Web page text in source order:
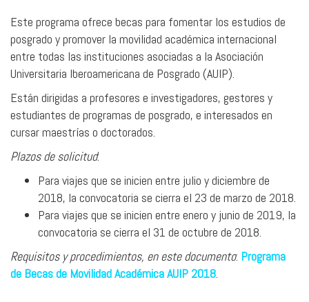
Este programa ofrece becas para fomentar los estudios de
posgrado y promover la movilidad académica internacional
entre todas las instituciones asociadas a la Asociación
Universitaria Iberoamericana de Posgrado (AUIP).
Están dirigidas a profesores e investigadores, gestores y
estudiantes de programas de posgrado, e interesados en
cursar maestrías o doctorados.
Plazos de solicitud:
Para viajes que se inicien entre julio y diciembre de
2018, la convocatoria se cierra el 23 de marzo de 2018.
Para viajes que se inicien entre enero y junio de 2019, la
convocatoria se cierra el 31 de octubre de 2018.
Requisitos y procedimientos, en este documento: Programa
de Becas de Movilidad Académica AUIP 2018.